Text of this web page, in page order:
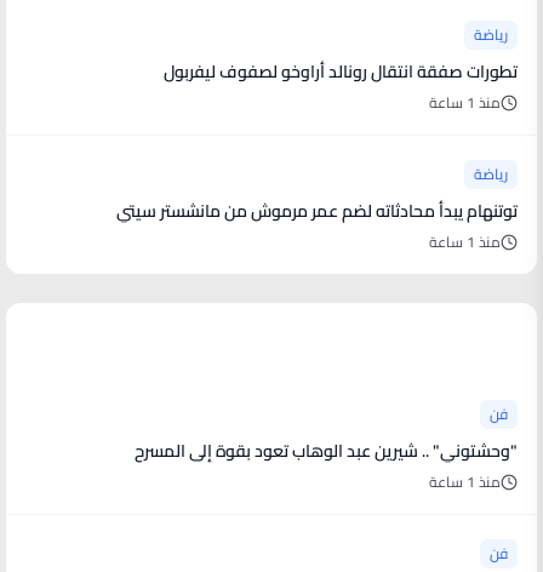
رياضة
تطورات صفقة انتقال رونالد أراوخو لصفوف ليفربول
منذ 1 ساعة
رياضة
توتنهام يبدأ محادثاته لضم عمر مرموش من مانشستر سيتي
منذ 1 ساعة
فن
"وحشتوني" .. شيرين عبد الوهاب تعود بقوة إلى المسرح
منذ 1 ساعة
فن